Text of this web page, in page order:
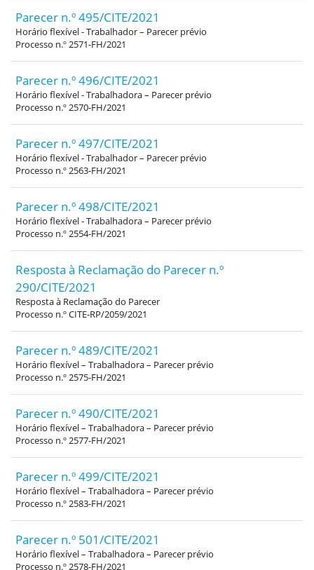
Parecer n.º 495/CITE/2021
Horário flexível - Trabalhador – Parecer prévio
Processo n.º 2571-FH/2021
Parecer n.º 496/CITE/2021
Horário flexível - Trabalhadora – Parecer prévio
Processo n.º 2570-FH/2021
Parecer n.º 497/CITE/2021
Horário flexível - Trabalhador – Parecer prévio
Processo n.º 2563-FH/2021
Parecer n.º 498/CITE/2021
Horário flexível - Trabalhadora – Parecer prévio
Processo n.º 2554-FH/2021
Resposta à Reclamação do Parecer n.º
290/CITE/2021
Resposta à Reclamação do Parecer
Processo n.º CITE-RP/2059/2021
Parecer n.º 489/CITE/2021
Horário flexível – Trabalhadora – Parecer prévio
Processo n.º 2575-FH/2021
Parecer n.º 490/CITE/2021
Horário flexível – Trabalhadora – Parecer prévio
Processo n.º 2577-FH/2021
Parecer n.º 499/CITE/2021
Horário flexível – Trabalhadora – Parecer prévio
Processo n.º 2583-FH/2021
Parecer n.º 501/CITE/2021
Horário flexível – Trabalhadora – Parecer prévio
Processo n.º 2578-FH/2021